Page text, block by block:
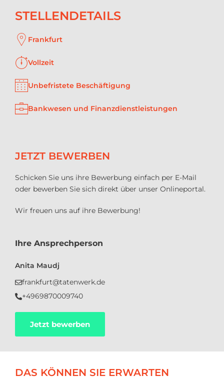
STELLENDETAILS
Frankfurt
Vollzeit
Unbefristete Beschäftigung
Bankwesen und Finanzdienstleistungen
JETZT BEWERBEN
Schicken Sie uns ihre Bewerbung einfach per E-Mail
oder bewerben Sie sich direkt über unser Onlineportal.
Wir freuen uns auf ihre Bewerbung!
Ihre Ansprechperson
Anita Maudj
frankfurt@tatenwerk.de
+4969870009740
Jetzt bewerben
DAS KÖNNEN SIE ERWARTEN